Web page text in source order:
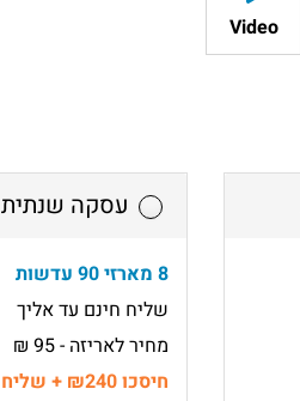
Video
עסקה שנתית
8 מארזי 90 עדשות
שליח חינם עד אליך
מחיר לאריזה - 95 ₪
חיסכו ₪240 + שליח חינם